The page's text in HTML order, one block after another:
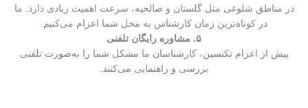
در مناطق شلوغی مثل گلستان و صالحیه، سرعت اهمیت زیادی دارد. ما
در کوتاه‌ترین زمان کارشناس به محل شما اعزام می‌کنیم.
۵. مشاوره رایگان تلفنی
پیش از اعزام تکنسین، کارشناسان ما مشکل شما را به‌صورت تلفنی
بررسی و راهنمایی می‌کنند.